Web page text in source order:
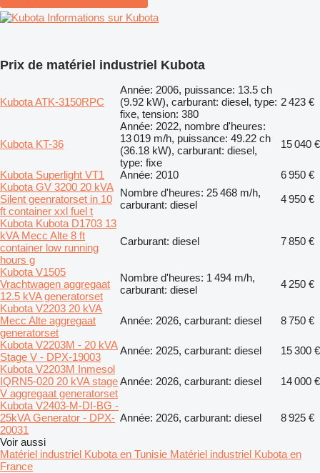
Informations sur Kubota
Prix de matériel industriel Kubota
Kubota ATK-3150RPC
Année: 2006, puissance: 13.5 ch
(9.92 kW), carburant: diesel, type:
fixe, tension: 380
2 423 €
Kubota KT-36
Année: 2022, nombre d'heures:
13 019 m/h, puissance: 49.22 ch
(36.18 kW), carburant: diesel,
type: fixe
15 040 €
Kubota Superlight VT1 Année: 2010
6 950 €
Kubota GV 3200 20 kVA
Silent geenratorset in 10
ft container xxl fuel t
Nombre d'heures: 25 468 m/h,
carburant: diesel
4 950 €
Kubota Kubota D1703 13
kVA Mecc Alte 8 ft
container low running
hours g
Carburant: diesel 7 850 €
Kubota V1505
Vrachtwagen aggregaat
12.5 kVA generatorset
Nombre d'heures: 1 494 m/h,
carburant: diesel
4 250 €
Kubota V2203 20 kVA
Mecc Alte aggregaat
generatorset
Année: 2026, carburant: diesel
8 750 €
Kubota V2203M - 20 kVA
Stage V - DPX-19003
Année: 2025, carburant: diesel
15 300 €
Kubota V2203M Inmesol
IQRN5-020 20 kVA stage
V aggregaat generatorset
Année: 2026, carburant: diesel
14 000 €
Kubota V2403-M-DI-BG -
25kVA Generator - DPX-
20031
Année: 2026, carburant: diesel
8 925 €
Voir aussi
Matériel industriel Kubota en Tunisie Matériel industriel Kubota en
France